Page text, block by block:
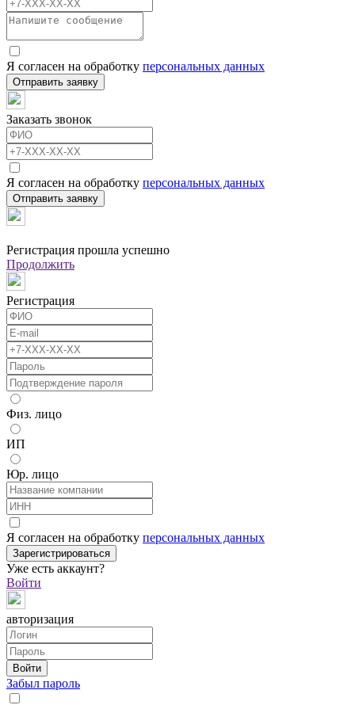
Я согласен на обработку персональных данных
Отправить заявку
Заказать звонок
Я согласен на обработку персональных данных
Отправить заявку
Регистрация прошла успешно
Продолжить
Регистрация
Физ. лицо
ИП
Юр. лицо
Я согласен на обработку персональных данных
Зарегистрироваться
Уже есть аккаунт?
Войти
авторизация
Войти
Забыл пароль